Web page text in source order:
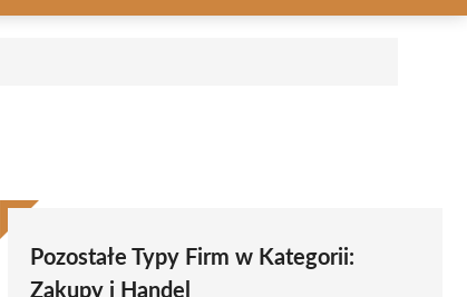
Pozostałe Typy Firm w Kategorii:
Zakupy i Handel